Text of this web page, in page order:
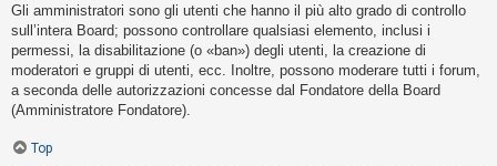
Gli amministratori sono gli utenti che hanno il più alto grado di controllo
sull’intera Board; possono controllare qualsiasi elemento, inclusi i
permessi, la disabilitazione (o «ban») degli utenti, la creazione di
moderatori e gruppi di utenti, ecc. Inoltre, possono moderare tutti i forum,
a seconda delle autorizzazioni concesse dal Fondatore della Board
(Amministratore Fondatore).
Top